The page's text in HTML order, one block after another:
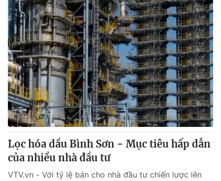
Lọc hóa dầu Bình Sơn - Mục tiêu hấp dẫn
của nhiều nhà đầu tư
VTV.vn - Với tỷ lệ bán cho nhà đầu tư chiến lược lên